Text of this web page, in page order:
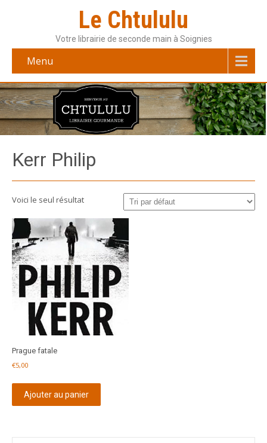
Le Chtululu
Votre librairie de seconde main à Soignies
Menu
Kerr Philip
Voici le seul résultat
Prague fatale
€5,00
Ajouter au panier